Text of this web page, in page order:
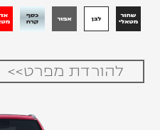
להורדת מפרט>>